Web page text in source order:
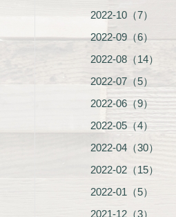
2022-10（7）
2022-09（6）
2022-08（14）
2022-07（5）
2022-06（9）
2022-05（4）
2022-04（30）
2022-02（15）
2022-01（5）
2021-12（3）